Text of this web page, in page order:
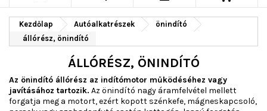
Kezdőlap Autóalkatrészek
önindító
állórész, önindító
ÁLLÓRÉSZ, ÖNINDÍTÓ
Az önindító állórész az indítómotor működéséhez vagy
javításához tartozik. Az önindító nagy áramfelvétel mellett
forgatja meg a motort, ezért kopott szénkefe, mágneskapcsoló,